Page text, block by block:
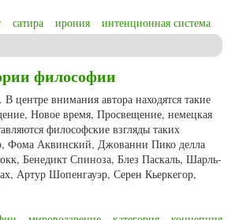
сатира ирония интенционная система
философии
центре внимания автора находятся такие
Новое время, Просвещение, немецкая
философские взгляды таких
Фома Аквинский, Джованни Пико делла
Бенедикт Спиноза, Блез Паскаль, Шарль-
Артур Шопенгауэр, Серен Кьеркегор,